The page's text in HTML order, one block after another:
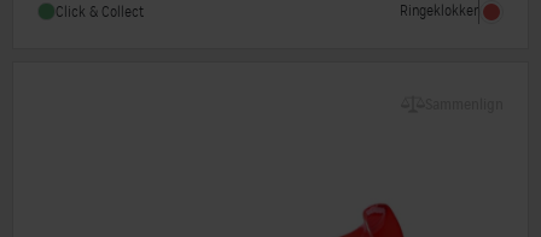
Click & Collect Ringeklokker